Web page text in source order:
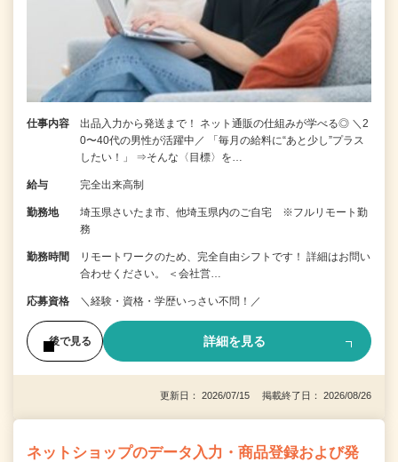
仕事内容
出品入力から発送まで！ ネット通販の仕組みが学べる◎ ＼2
0〜40代の男性が活躍中／ 「毎月の給料に“あと少し”プラス
したい！」 ⇒そんな〈目標〉を…
給与 完全出来高制
勤務地
埼玉県さいたま市、他埼玉県内のご自宅 ※フルリモート勤
務
勤務時間
リモートワークのため、完全自由シフトです！ 詳細はお問い
合わせください。 ＜会社営…
応募資格 ＼経験・資格・学歴いっさい不問！／
後で見る 詳細を見る
更新日： 2026/07/15 掲載終了日： 2026/08/26
ネットショップのデータ入力・商品登録および発